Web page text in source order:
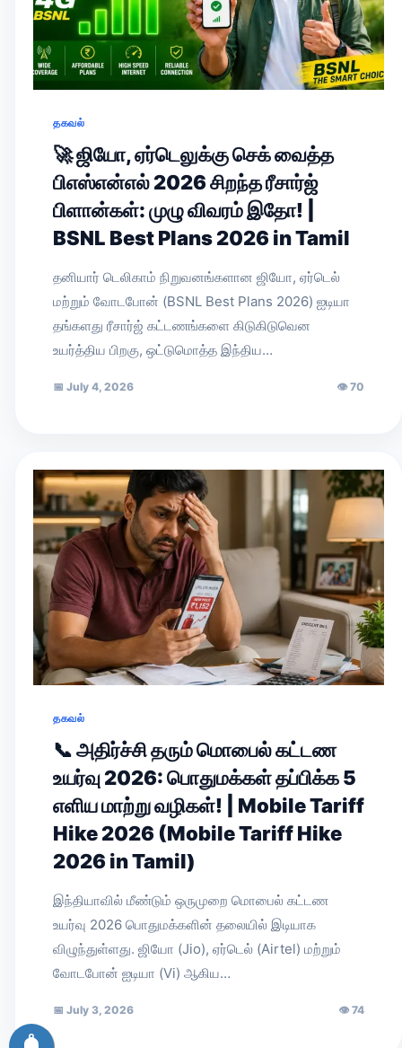
தகவல்
🚀 ஜியோ, ஏர்டெலுக்கு செக் வைத்த
பிஎஸ்என்எல் 2026 சிறந்த ரீசார்ஜ்
பிளான்கள்: முழு விவரம் இதோ! |
BSNL Best Plans 2026 in Tamil
தனியார் டெலிகாம் நிறுவனங்களான ஜியோ, ஏர்டெல்
மற்றும் வோடபோன் (BSNL Best Plans 2026) ஐடியா
தங்களது ரீசார்ஜ் கட்டணங்களை கிடுகிடுவென
உயர்த்திய பிறகு, ஒட்டுமொத்த இந்திய…
📅 July 4, 2026 👁70
தகவல்
📞 அதிர்ச்சி தரும் மொபைல் கட்டண
உயர்வு 2026: பொதுமக்கள் தப்பிக்க 5
எளிய மாற்று வழிகள்! | Mobile Tariff
Hike 2026 (Mobile Tariff Hike
2026 in Tamil)
இந்தியாவில் மீண்டும் ஒருமுறை மொபைல் கட்டண
உயர்வு 2026 பொதுமக்களின் தலையில் இடியாக
விழுந்துள்ளது. ஜியோ (Jio), ஏர்டெல் (Airtel) மற்றும்
வோடபோன் ஐடியா (Vi) ஆகிய…
📅 July 3, 2026 👁74